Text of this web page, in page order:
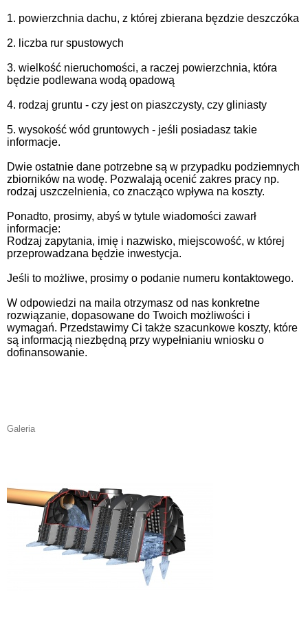
1. powierzchnia dachu, z której zbierana bęzdzie deszczóka
2. liczba rur spustowych
3. wielkość nieruchomości, a raczej powierzchnia, która
będzie podlewana wodą opadową
4. rodzaj gruntu - czy jest on piaszczysty, czy gliniasty
5. wysokość wód gruntowych - jeśli posiadasz takie
informacje.
Dwie ostatnie dane potrzebne są w przypadku podziemnych
zbiorników na wodę. Pozwalają ocenić zakres pracy np.
rodzaj uszczelnienia, co znacząco wpływa na koszty.
Ponadto, prosimy, abyś w tytule wiadomości zawarł
informacje:
Rodzaj zapytania, imię i nazwisko, miejscowość, w której
przeprowadzana będzie inwestycja.
Jeśli to możliwe, prosimy o podanie numeru kontaktowego.
W odpowiedzi na maila otrzymasz od nas konkretne
rozwiązanie, dopasowane do Twoich możliwości i
wymagań. Przedstawimy Ci także szacunkowe koszty, które
są informacją niezbędną przy wypełnianiu wniosku o
dofinansowanie.
Galeria